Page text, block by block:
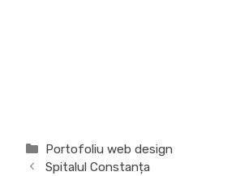
Categorii
Portofoliu web design
Spitalul Constanța